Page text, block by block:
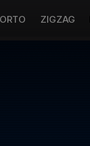
ZIGZAG